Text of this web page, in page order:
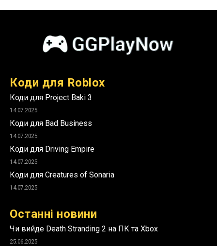
Коди для Roblox
Коди для Project Baki 3
14.07.2025
Коди для Bad Business
14.07.2025
Коди для Driving Empire
14.07.2025
Коди для Creatures of Sonaria
14.07.2025
Останні новини
Чи вийде Death Stranding 2 на ПК та Xbox
25.06.2025